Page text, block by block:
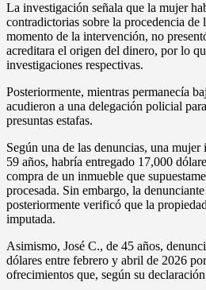
La investigación señala que la mujer
contradictorias sobre la procedencia de
momento de la intervención, no
acreditara el origen del dinero, por lo
investigaciones respectivas.
Posteriormente, mientras permanecía
acudieron a una delegación policial
presuntas estafas.
Según una de las denuncias, una
59 años, habría entregado 17,000
compra de un inmueble que
procesada. Sin embargo, la
posteriormente verificó que la
imputada.
Asimismo, José C., de 45 años,
dólares entre febrero y abril de 2026
ofrecimientos que, según su